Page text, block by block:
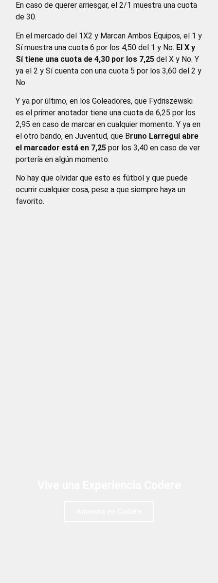
En caso de querer arriesgar, el 2/1 muestra una cuota
de 30.
En el mercado del 1X2 y Marcan Ambos Equipos, el 1 y
Sí muestra una cuota 6 por los 4,50 del 1 y No. El X y
Sí tiene una cuota de 4,30 por los 7,25 del X y No. Y
ya el 2 y Sí cuenta con una cuota 5 por los 3,60 del 2 y
No.
Y ya por último, en los Goleadores, que Fydriszewski
es el primer anotador tiene una cuota de 6,25 por los
2,95 en caso de marcar en cualquier momento. Y ya en
el otro bando, en Juventud, que Bruno Larregui abre
el marcador está en 7,25 por los 3,40 en caso de ver
portería en algún momento.
No hay que olvidar que esto es fútbol y que puede
ocurrir cualquier cosa, pese a que siempre haya un
favorito.